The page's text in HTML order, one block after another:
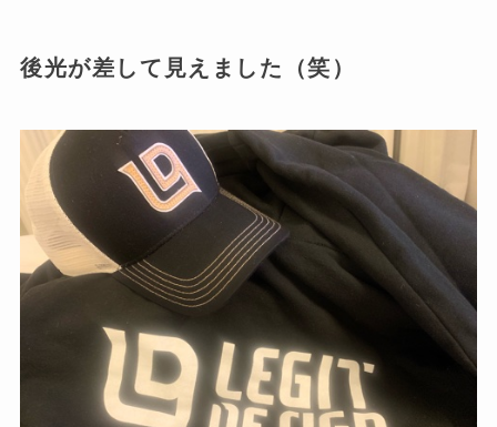
後光が差して見えました（笑）